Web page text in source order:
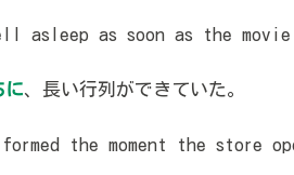
asleep as soon as the movie
に、長い行列ができていた。
the moment the store